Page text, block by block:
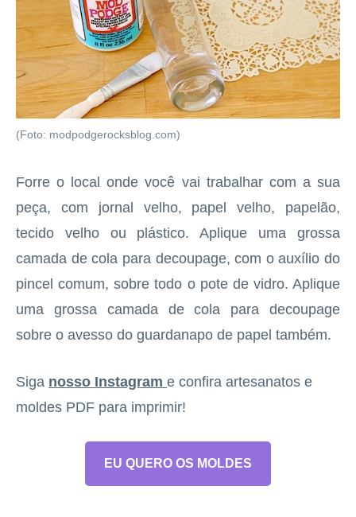
(Foto: modpodgerocksblog.com)
Forre o local onde você vai trabalhar com a sua
peça, com jornal velho, papel velho, papelão,
tecido velho ou plástico. Aplique uma grossa
camada de cola para decoupage, com o auxílio do
pincel comum, sobre todo o pote de vidro. Aplique
uma grossa camada de cola para decoupage
sobre o avesso do guardanapo de papel também.
Siga nosso Instagram e confira artesanatos e
moldes PDF para imprimir!
EU QUERO OS MOLDES